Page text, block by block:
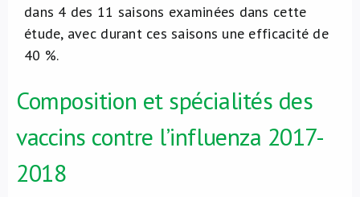
dans 4 des 11 saisons examinées dans cette
étude, avec durant ces saisons une efficacité de
40 %.
Composition et spécialités des
vaccins contre l’influenza 2017-
2018